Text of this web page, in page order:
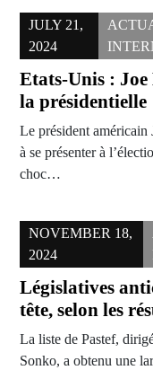
JULY 21,
2024
Etats-Unis : Joe
la présidentielle
Le président américain
à se présenter à
choc…
NOVEMBER 18,
2024
Législatives
tête, selon les
La liste de Pastef,
Sonko, a obtenu une